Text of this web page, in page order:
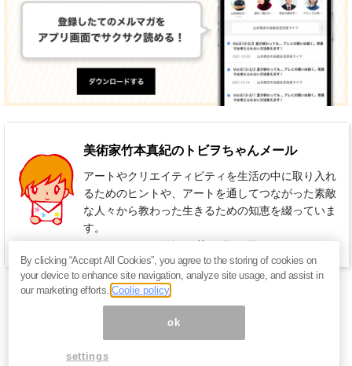
美術家竹本真紀のトビヲちゃんメール
アートやクリエイティビティを生活の中に取り入れ
るためのヒントや、アートを通してつながった素敵
な人々から教わった生きるための知恵を綴っていま
す。
By clicking “Accept All Cookies”, you agree to the storing of cookies on
your device to enhance site navigation, analyze site usage, and assist in
our marketing efforts.Coolie policy
ok
settings